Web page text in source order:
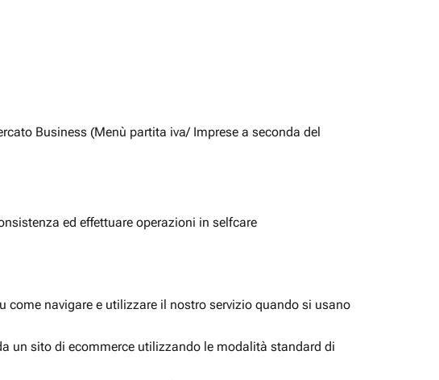
Business (Menù partita iva/ Imprese a seconda del
ed effettuare operazioni in selfcare
navigare e utilizzare il nostro servizio quando si usano
un sito di ecommerce utilizzando le modalità standard di